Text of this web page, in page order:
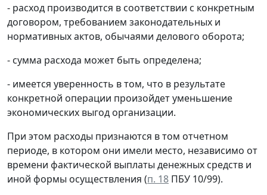
- расход производится в соответствии с конкретным
договором, требованием законодательных и
нормативных актов, обычаями делового оборота;
- сумма расхода может быть определена;
- имеется уверенность в том, что в результате
конкретной операции произойдет уменьшение
экономических выгод организации.
При этом расходы признаются в том отчетном
периоде, в котором они имели место, независимо от
времени фактической выплаты денежных средств и
иной формы осуществления (п. 18 ПБУ 10/99).